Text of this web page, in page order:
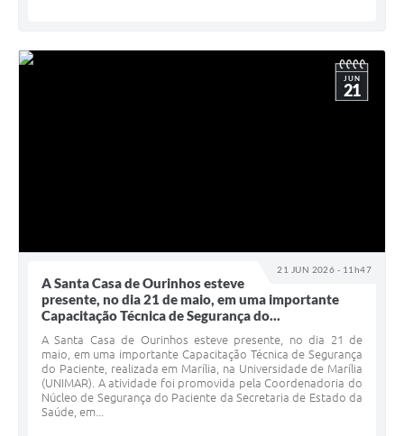
21 JUN 2026 - 11h47
JUN
21
A Santa Casa de Ourinhos esteve
presente, no dia 21 de maio, em uma importante
Capacitação Técnica de Segurança do...
A Santa Casa de Ourinhos esteve presente, no dia 21 de
maio, em uma importante Capacitação Técnica de Segurança
do Paciente, realizada em Marília, na Universidade de Marília
(UNIMAR). A atividade foi promovida pela Coordenadoria do
Núcleo de Segurança do Paciente da Secretaria de Estado da
Saúde, em...